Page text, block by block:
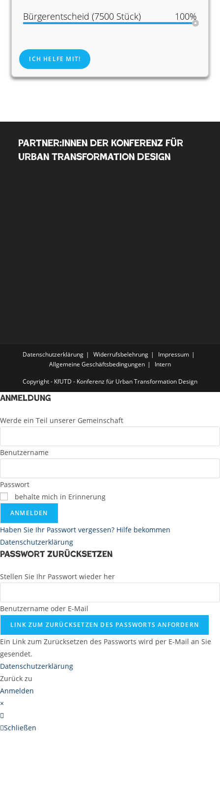
Bürgerentscheid (7500 Stück) 100%
ICH HELFE MIT!
Partner:innen der Konferenz für
Urban Transformation Design
Datenschutzerklärung Widerrufsbelehrung
Impressum
Allgemeine Geschäftsbedingungen
Intern
Copyright - KfUTD - Konferenz für Urban Transformation Design
Anmeldung
Werde ein Teil unserer Gemeinschaft
Benutzername
Passwort
behalte mich in Erinnerung
ANMELDEN
Haben Sie Ihr Passwort vergessen? Hilfe bekommen
Datenschutzerklärung
Passwort zurücksetzen
Stellen Sie Ihr Passwort wieder her
Benutzername oder E-Mail
LINK ZUM ZURÜCKSETZEN DES PASSWORTS ANFORDERN
Ein Link zum Zurücksetzen des Passworts wird per E-Mail an Sie
gesendet.
Datenschutzerklärung
Zurück zu
Anmelden
×
Schließen